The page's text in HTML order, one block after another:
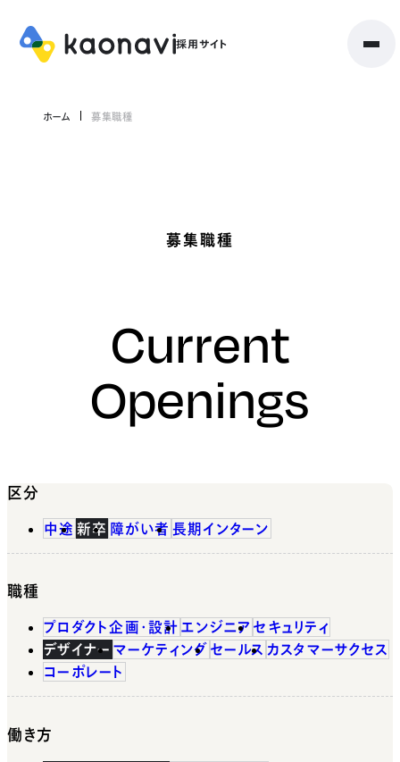
ホーム 募集職種
募集職種
Current
Openings
区分
中途 新卒 障がい者 長期インターン
職種
プロダクト企画・設計 エンジニア セキュリティ
デザイナー マーケティング セールス カスタマーサクセス
コーポレート
働き方